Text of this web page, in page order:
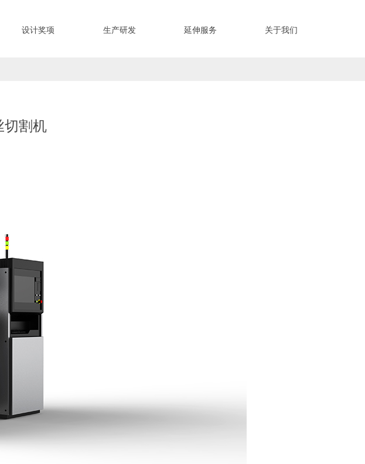
设计奖项 生产研发 延伸服务 关于我们
切割机